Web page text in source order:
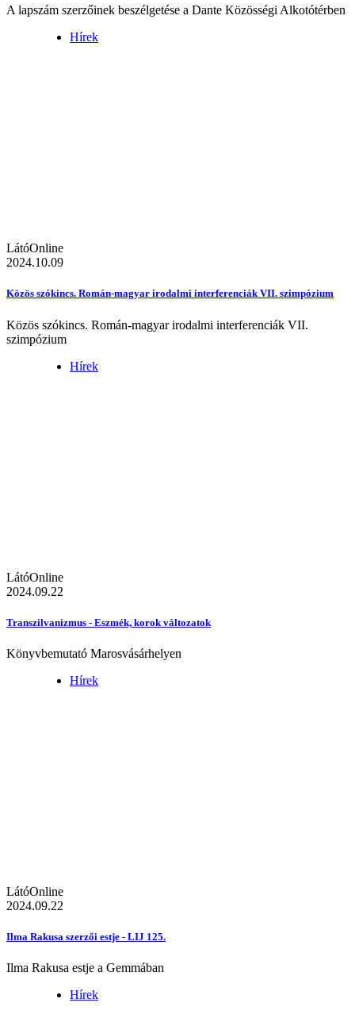
A lapszám szerzőinek beszélgetése a Dante Közösségi Alkotótérben
Hírek
LátóOnline
2024.10.09
Közös szókincs. Román-magyar irodalmi interferenciák VII. szimpózium
Közös szókincs. Román-magyar irodalmi interferenciák VII.
szimpózium
Hírek
LátóOnline
2024.09.22
Transzilvanizmus - Eszmék, korok változatok
Könyvbemutató Marosvásárhelyen
Hírek
LátóOnline
2024.09.22
Ilma Rakusa szerzői estje - LIJ 125.
Ilma Rakusa estje a Gemmában
Hírek